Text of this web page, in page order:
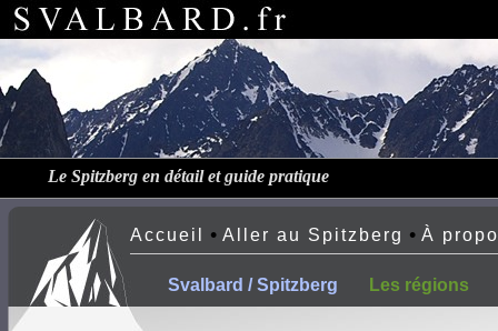
Le Spitzberg en détail et guide pratique
Accueil • Aller au Spitzberg • À
Svalbard / Spitzberg Les régions